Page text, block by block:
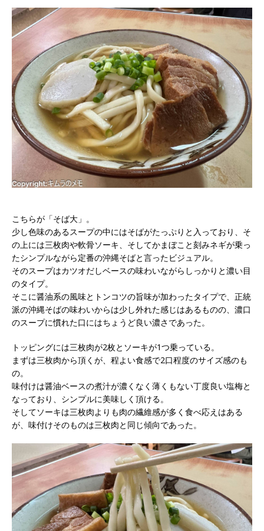
こちらが「そば大」。
少し色味のあるスープの中にはそばがたっぷりと入っており、そ
の上には三枚肉や軟骨ソーキ、そしてかまぼこと刻みネギが乗っ
たシンプルながら定番の沖縄そばと言ったビジュアル。
そのスープはカツオだしベースの味わいながらしっかりと濃い目
のタイプ。
そこに醤油系の風味とトンコツの旨味が加わったタイプで、正統
派の沖縄そばの味わいからは少し外れた感じはあるものの、濃口
のスープに慣れた口にはちょうど良い濃さであった。
トッピングには三枚肉が2枚とソーキが1つ乗っている。
まずは三枚肉から頂くが、程よい食感で2口程度のサイズ感のも
の。
味付けは醤油ベースの煮汁が濃くなく薄くもない丁度良い塩梅と
なっており、シンプルに美味しく頂ける。
そしてソーキは三枚肉よりも肉の繊維感が多く食べ応えはある
が、味付けそのものは三枚肉と同じ傾向であった。